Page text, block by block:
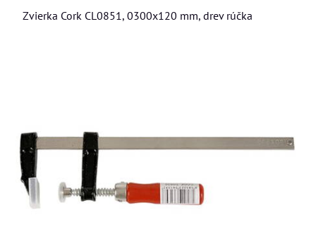
Zvierka Cork CL0851, 0300x120 mm, drev rúčka